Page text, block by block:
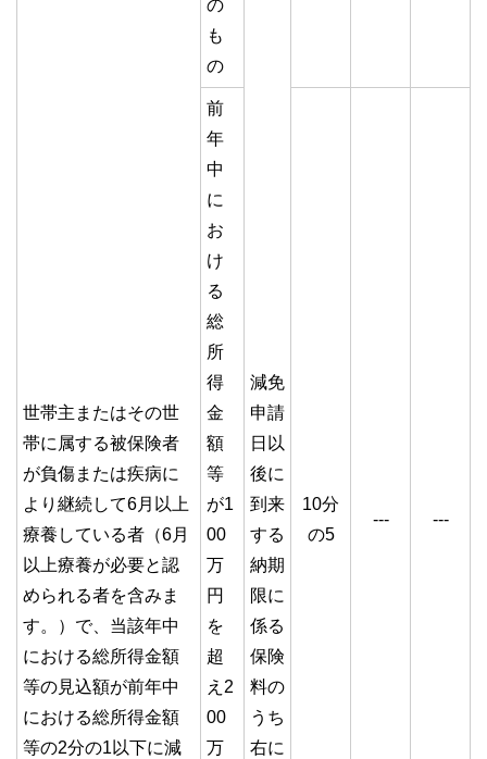
世帯主またはその世
帯に属する被保険者
が負傷または疾病に
より継続して6月以上
療養している者（6月
以上療養が必要と認
められる者を含みま
す。）で、当該年中
における総所得金額
等の見込額が前年中
における総所得金額
等の2分の1以下に減
の
も
の
減免
申請
日以
後に
到来
する
納期
限に
係る
保険
料の
うち
右に
前
年
中
に
お
け
る
総
所
得
金
額
等
が1
00
万
円
を
超
え2
00
万
10分
の5
--- ---